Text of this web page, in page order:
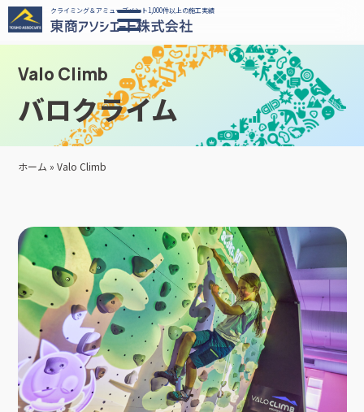
クライミング＆アミューズメント1,000件以上の施工実績
Valo Climb
バロクライム
ホーム »Valo Climb